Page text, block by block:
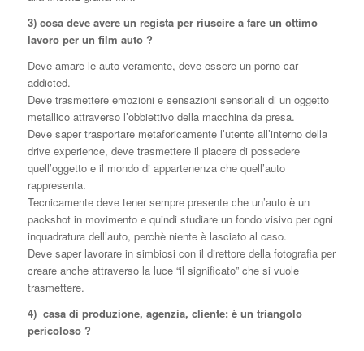
3) cosa deve avere un regista per riuscire a fare un ottimo
lavoro per un film auto ?
Deve amare le auto veramente, deve essere un porno car
addicted.
Deve trasmettere emozioni e sensazioni sensoriali di un oggetto
metallico attraverso l’obbiettivo della macchina da presa.
Deve saper trasportare metaforicamente l’utente all’interno della
drive experience, deve trasmettere il piacere di possedere
quell’oggetto e il mondo di appartenenza che quell’auto
rappresenta.
Tecnicamente deve tener sempre presente che un’auto è un
packshot in movimento e quindi studiare un fondo visivo per ogni
inquadratura dell’auto, perchè niente è lasciato al caso.
Deve saper lavorare in simbiosi con il direttore della fotografia per
creare anche attraverso la luce “il significato” che si vuole
trasmettere.
4) casa di produzione, agenzia, cliente: è un triangolo
pericoloso ?